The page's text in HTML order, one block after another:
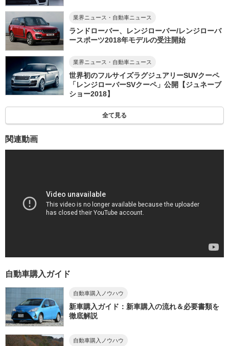
業界ニュース・自動車ニュース
ランドローバー、レンジローバー/レンジローバ
ースポーツ2018年モデルの受注開始
業界ニュース・自動車ニュース
世界初のフルサイズラグジュアリーSUVクーペ
「レンジローバーSVクーペ」公開【ジュネーブ
ショー2018】
全て見る
関連動画
自動車購入ガイド
自動車購入ノウハウ
新車購入ガイド：新車購入の流れ＆必要書類を
徹底解説
自動車購入ノウハウ